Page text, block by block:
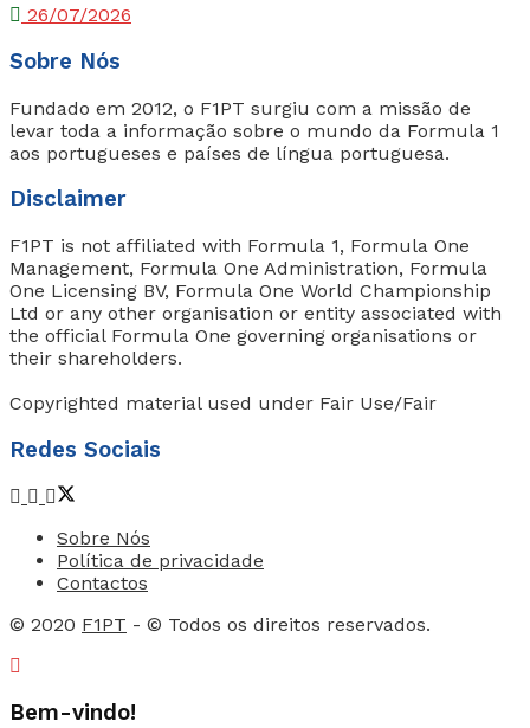
26/07/2026
Sobre Nós
Fundado em 2012, o F1PT surgiu com a missão de
levar toda a informação sobre o mundo da Formula 1
aos portugueses e países de língua portuguesa.
Disclaimer
F1PT is not affiliated with Formula 1, Formula One
Management, Formula One Administration, Formula
One Licensing BV, Formula One World Championship
Ltd or any other organisation or entity associated with
the official Formula One governing organisations or
their shareholders.
Copyrighted material used under Fair Use/Fair
Redes Sociais
Sobre Nós
Política de privacidade
Contactos
© 2020 F1PT - © Todos os direitos reservados.
Bem-vindo!